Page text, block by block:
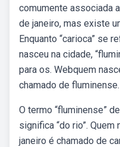
comumente associada
de janeiro, mas existe
Enquanto “carioca” se
nasceu na cidade,
para os. Webquem
chamado de fluminense.
O termo “fluminense”
significa “do rio”.
janeiro é chamado de